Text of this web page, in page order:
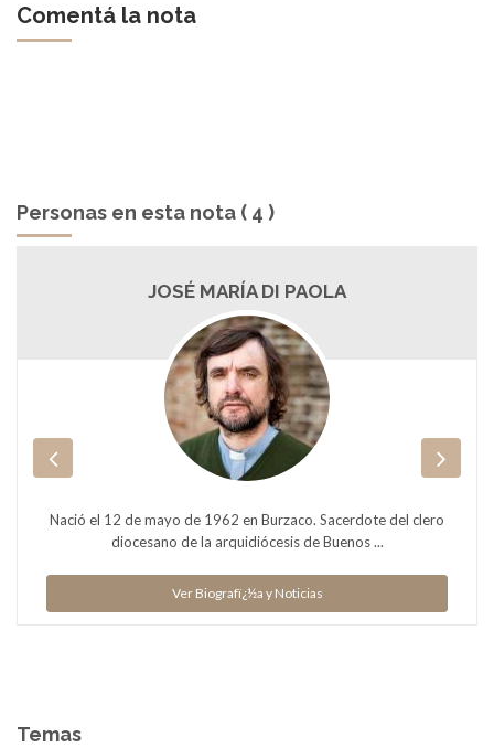
Comentá la nota
Personas en esta nota ( 4 )
JOSÉ MARÍA DI PAOLA
Nació el 12 de mayo de 1962 en Burzaco. Sacerdote del clero
diocesano de la arquidiócesis de Buenos ...
Ver Biografï¿½a y Noticias
Temas